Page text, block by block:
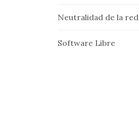
Neutralidad de la red
Software Libre